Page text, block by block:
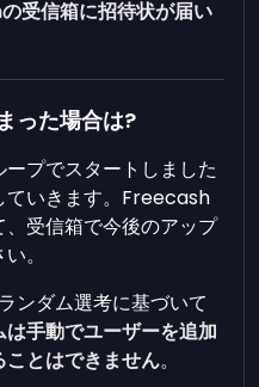
受信箱に招待状が届い
った場合は?
プでスタートしました
ていきます。Freecash
受信箱で今後のアップ
。
ンダム選考に基づいて
手動でユーザーを追加
ことはできません。